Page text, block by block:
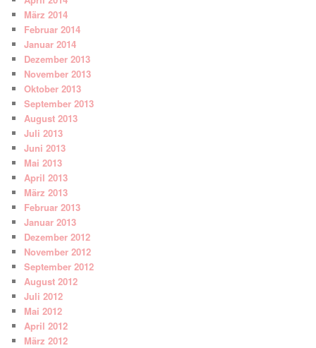
März 2014
Februar 2014
Januar 2014
Dezember 2013
November 2013
Oktober 2013
September 2013
August 2013
Juli 2013
Juni 2013
Mai 2013
April 2013
März 2013
Februar 2013
Januar 2013
Dezember 2012
November 2012
September 2012
August 2012
Juli 2012
Mai 2012
April 2012
März 2012